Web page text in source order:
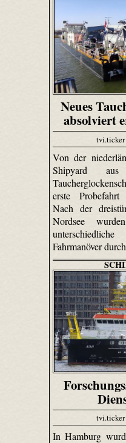
Neues
absolviert
tvi.ticker
Von der
Shipyard
erste
Nach der
Nordsee
Fahrmanöver
tvi.ticker
In Hamburg